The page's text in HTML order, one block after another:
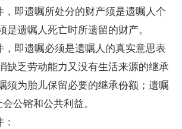
即遗嘱所处分的财产须是遗嘱人个
是遗嘱人死亡时所遗留的财产。
即遗嘱必须是遗嘱人的真实意思表
缺乏劳动能力又没有生活来源的继承
须为胎儿保留必要的继承份额；遗嘱
公镕和公共利益。